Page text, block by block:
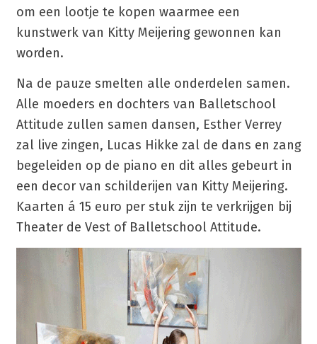
om een lootje te kopen waarmee een
kunstwerk van Kitty Meijering gewonnen kan
worden.
Na de pauze smelten alle onderdelen samen.
Alle moeders en dochters van Balletschool
Attitude zullen samen dansen, Esther Verrey
zal live zingen, Lucas Hikke zal de dans en zang
begeleiden op de piano en dit alles gebeurt in
een decor van schilderijen van Kitty Meijering.
Kaarten á 15 euro per stuk zijn te verkrijgen bij
Theater de Vest of Balletschool Attitude.